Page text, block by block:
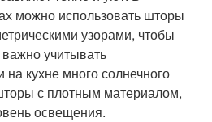
можно использовать шторы
узорами, чтобы
учитывать
кухне много солнечного
с плотным материалом,
освещения.